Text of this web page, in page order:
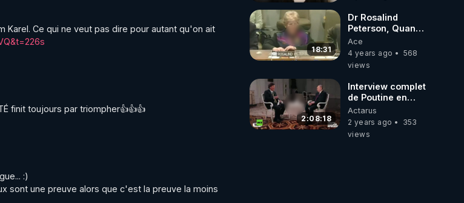
Karel. Ce qui ne veut pas dire pour autant qu'on ait
finit toujours par triompher👍👍👍
:)
sont une preuve alors que c'est la preuve la moins
18:31
Dr Rosalind
Peterson, Quand
les chemtrails &
HAARP étaient
débattus aux
(09-2007)
Ace
4 years ago
568
views
2:08:18
Interview complet
de Poutine en
Français
Actarus
2 years ago
353
views